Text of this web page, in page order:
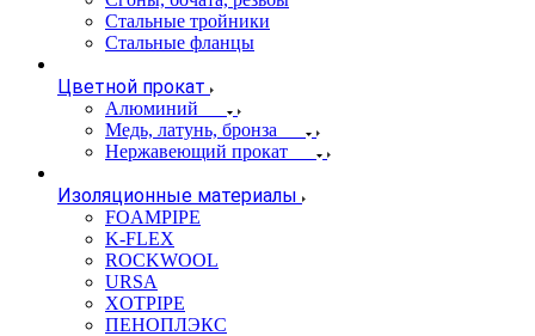
Стальные тройники
Стальные фланцы
Цветной прокат
Алюминий
Медь, латунь, бронза
Нержавеющий прокат
Изоляционные материалы
FOAMPIPE
K-FLEX
ROCKWOOL
URSA
XOTPIPE
ПЕНОПЛЭКС